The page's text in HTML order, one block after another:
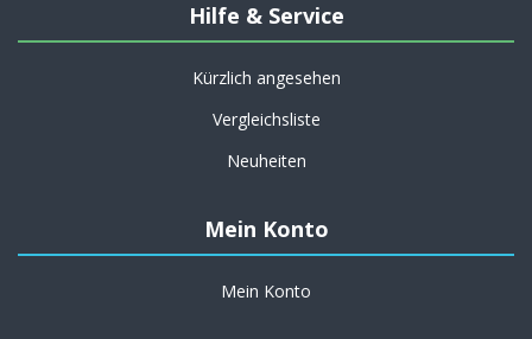
Hilfe & Service
Kürzlich angesehen
Vergleichsliste
Neuheiten
Mein Konto
Mein Konto